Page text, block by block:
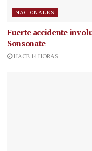
NACIONALES
Fuerte accidente
Sonsonate
HACE 14 HORAS